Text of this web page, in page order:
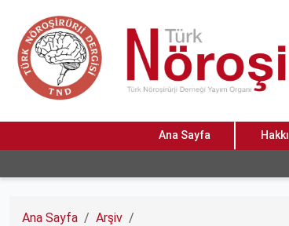
Ana Sayfa
Ana Sayfa Arşiv